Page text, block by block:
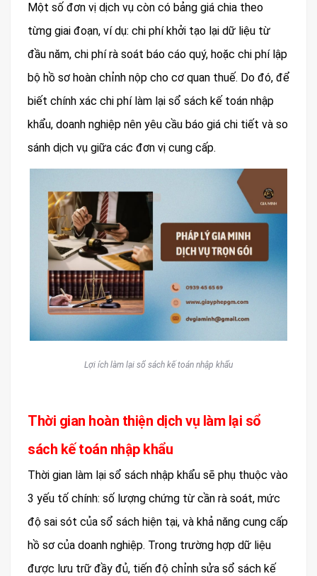
Một số đơn vị dịch vụ còn có bảng giá chia theo
từng giai đoạn, ví dụ: chi phí khởi tạo lại dữ liệu từ
đầu năm, chi phí rà soát báo cáo quý, hoặc chi phí lập
bộ hồ sơ hoàn chỉnh nộp cho cơ quan thuế. Do đó, để
biết chính xác chi phí làm lại sổ sách kế toán nhập
khẩu, doanh nghiệp nên yêu cầu báo giá chi tiết và so
sánh dịch vụ giữa các đơn vị cung cấp.
Lợi ích làm lại sổ sách kế toán nhập khẩu
Thời gian hoàn thiện dịch vụ làm lại sổ
sách kế toán nhập khẩu
Thời gian làm lại sổ sách nhập khẩu sẽ phụ thuộc vào
3 yếu tố chính: số lượng chứng từ cần rà soát, mức
độ sai sót của sổ sách hiện tại, và khả năng cung cấp
hồ sơ của doanh nghiệp. Trong trường hợp dữ liệu
được lưu trữ đầy đủ, tiến độ chỉnh sửa sổ sách kế